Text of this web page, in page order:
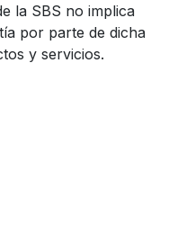
la SBS no implica
por parte de dicha
y servicios.